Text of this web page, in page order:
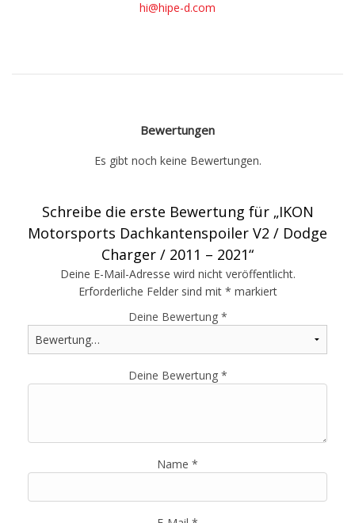
hi@hipe-d.com
Bewertungen
Es gibt noch keine Bewertungen.
Schreibe die erste Bewertung für „IKON
Motorsports Dachkantenspoiler V2 / Dodge
Charger / 2011 – 2021“
Deine E-Mail-Adresse wird nicht veröffentlicht.
Erforderliche Felder sind mit * markiert
Deine Bewertung *
Deine Bewertung *
Name *